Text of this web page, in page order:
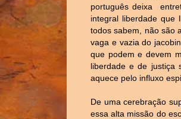
português deixa
integral liberdade que
todos sabem, não são
vaga e vazia do
que podem e devem
liberdade e de justiça
aquece pelo influxo
De uma cerebração
essa alta missão do